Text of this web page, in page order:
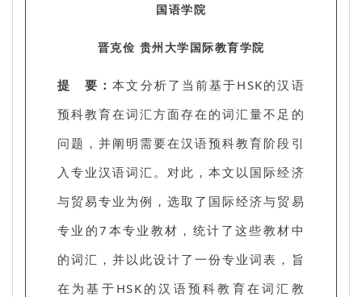
国语学院
晋克俭 贵州大学国际教育学院
提 要：本文分析了当前基于HSK的汉语
预科教育在词汇方面存在的词汇量不足的
问题，并阐明需要在汉语预科教育阶段引
入专业汉语词汇。对此，本文以国际经济
与贸易专业为例，选取了国际经济与贸易
专业的7本专业教材，统计了这些教材中
的词汇，并以此设计了一份专业词表，旨
在为基于HSK的汉语预科教育在词汇教